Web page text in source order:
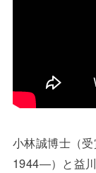
小林誠博士（
1944―）と益